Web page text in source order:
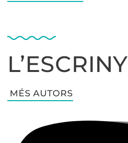
L’ESCRINY
MÉS AUTORS